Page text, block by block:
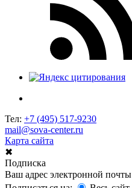
Тел: +7 (495) 517-9230
mail@sova-center.ru
Карта сайта
✖
Подписка
Ваш адрес электронной почты